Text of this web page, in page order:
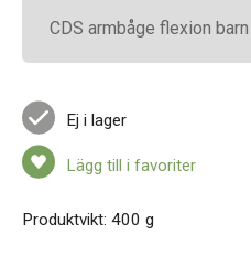
Ej i lager
Lägg till i favoriter
Produktvikt: 400 g